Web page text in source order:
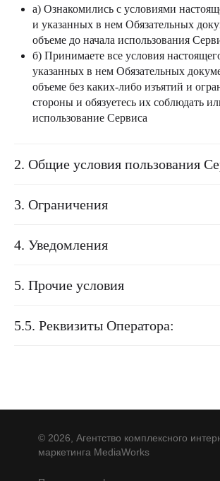
а) Ознакомились с условиями
и указанных в нем Обязательных
объеме до начала использования
б) Принимаете все условия
указанных в нем Обязательных
объеме без каких-либо изъятий и
стороны и обязуетесь их соблюдать
использование Сервиса
2. Общие условия пользования
3. Ограничения
4. Уведомления
5. Прочие условия
5.5. Реквизиты Оператора:
© 2026, Агентство комплексного
маркетинга MediaWorks